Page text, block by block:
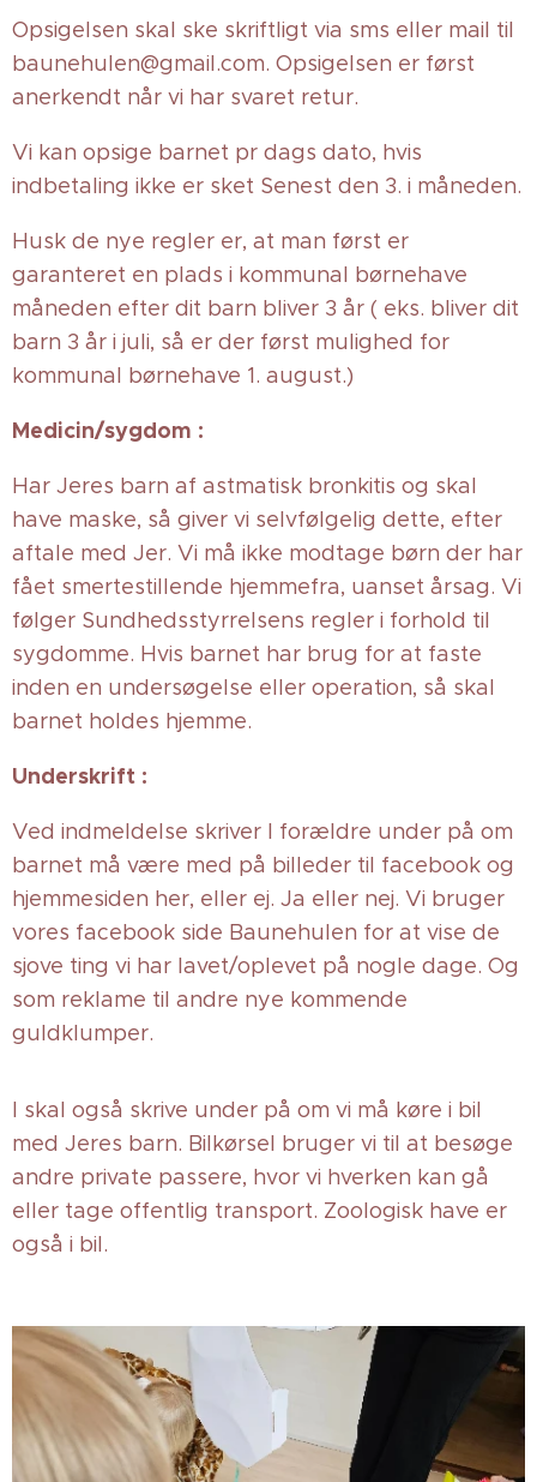
Opsigelsen skal ske skriftligt via sms eller mail til
baunehulen@gmail.com. Opsigelsen er først
anerkendt når vi har svaret retur.
Vi kan opsige barnet pr dags dato, hvis
indbetaling ikke er sket Senest den 3. i måneden.
Husk de nye regler er, at man først er
garanteret en plads i kommunal børnehave
måneden efter dit barn bliver 3 år ( eks. bliver dit
barn 3 år i juli, så er der først mulighed for
kommunal børnehave 1. august.)
Medicin/sygdom :
Har Jeres barn af astmatisk bronkitis og skal
have maske, så giver vi selvfølgelig dette, efter
aftale med Jer. Vi må ikke modtage børn der har
fået smertestillende hjemmefra, uanset årsag. Vi
følger Sundhedsstyrrelsens regler i forhold til
sygdomme. Hvis barnet har brug for at faste
inden en undersøgelse eller operation, så skal
barnet holdes hjemme.
Underskrift :
Ved indmeldelse skriver I forældre under på om
barnet må være med på billeder til facebook og
hjemmesiden her, eller ej. Ja eller nej. Vi bruger
vores facebook side Baunehulen for at vise de
sjove ting vi har lavet/oplevet på nogle dage. Og
som reklame til andre nye kommende
guldklumper.
I skal også skrive under på om vi må køre i bil
med Jeres barn. Bilkørsel bruger vi til at besøge
andre private passere, hvor vi hverken kan gå
eller tage offentlig transport. Zoologisk have er
også i bil.